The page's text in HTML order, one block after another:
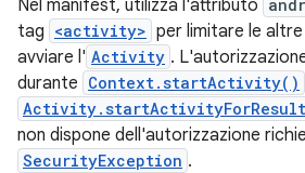
Nel manifest, utilizza l'attributo
tag <activity> per limitare le
avviare l' Activity .
durante Context.startActivity()
non dispone dell'autorizzazione
SecurityException .